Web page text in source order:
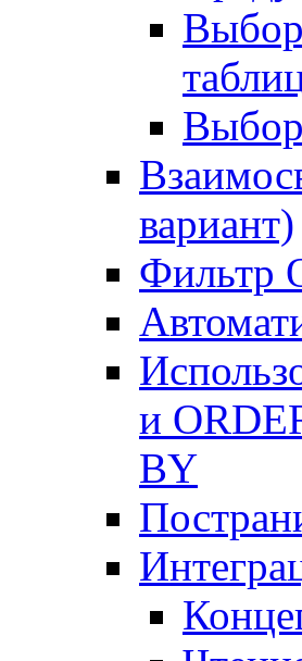
вариант)
Фильтр
и
BY